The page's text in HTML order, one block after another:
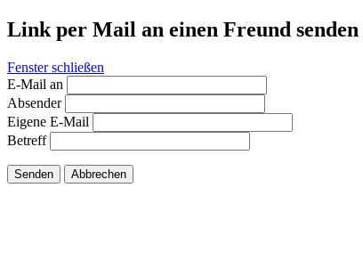
Link per Mail an einen Freund senden
Fenster schließen
E-Mail an
Absender
Eigene E-Mail
Betreff
Senden Abbrechen